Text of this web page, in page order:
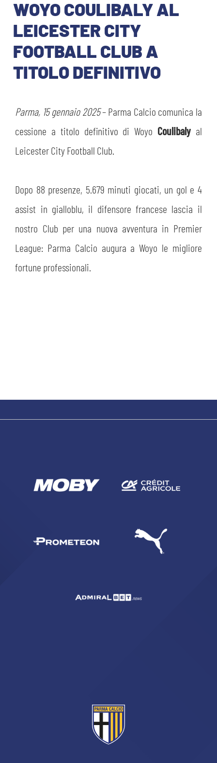
GIOVANILE FEMMINILE
ABBONAMENTI
INFO BIGLIETTI
MUSEUM CLUB EXPERIENCE
INFORMAZIONI ACCREDITI
TRASFERTE
SHOP
HOSPITALITY
HOSPITALITY
ESPORTS
IL CLUB
ORGANIGRAMMA
MUTTI TRAINING CENTER
STORE
MUSEO
FLASH NEWS
STADIO TARDINI
PLAY GREEN
CSR
WOYO COULIBALY AL
LEICESTER CITY
FOOTBALL CLUB A
TITOLO DEFINITIVO
Parma, 15 gennaio 2025– Parma Calcio comunica la
cessione a titolo definitivo di Woyo Coulibaly al
Leicester City Football Club.
Dopo 88 presenze, 5.679 minuti giocati, un gol e 4
assist in gialloblu, il difensore francese lascia il
nostro Club per una nuova avventura in Premier
League: Parma Calcio augura a Woyo le migliore
fortune professionali.